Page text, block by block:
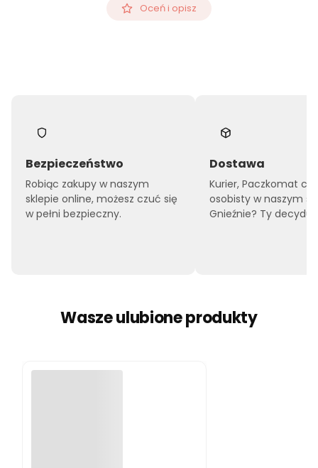
Oceń i opisz
Bezpieczeństwo
Robiąc zakupy w naszym
sklepie online, możesz czuć się
w pełni bezpieczny.
Dostawa
Kurier, Paczkomat
osobisty w naszym
Gnieźnie? Ty
Wasze ulubione produkty